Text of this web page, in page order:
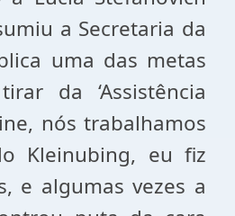
a Secretaria da
uma das metas
da ‘Assistência
nós trabalhamos
Kleinubing, eu fiz
e algumas vezes a